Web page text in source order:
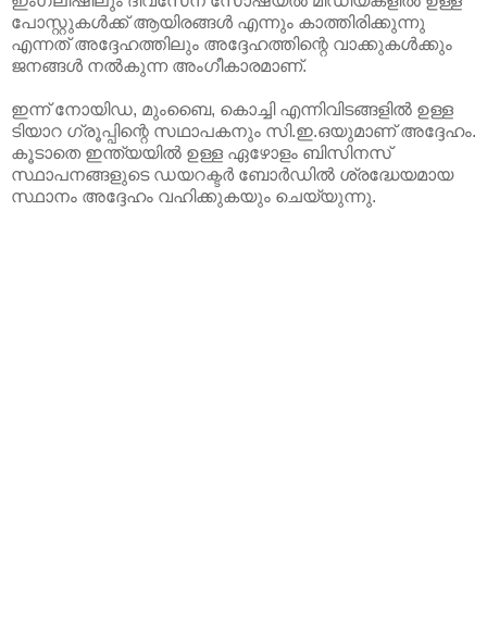
പോസ്റ്റുകൾക്ക് ആയിരങ്ങൾ എന്നും കാത്തിരിക്കുന്നു
എന്നത് അദ്ദേഹത്തിലും അദ്ദേഹത്തിന്റെ വാക്കുകൾക്കും
ജനങ്ങൾ നൽകുന്ന അംഗീകാരമാണ്.
ഇന്ന് നോയിഡ, മുംബൈ, കൊച്ചി എന്നിവിടങ്ങളിൽ ഉള്ള
ടിയാറ ഗ്രൂപ്പിന്റെ സഥാപകനും സി.ഇ.ഒയുമാണ് അദ്ദേഹം.
കൂടാതെ ഇന്ത്യയിൽ ഉള്ള ഏഴോളം ബിസിനസ്
സ്ഥാപനങ്ങളുടെ ഡയറക്ടർ ബോർഡിൽ ശ്രദ്ധേയമായ
സ്ഥാനം അദ്ദേഹം വഹിക്കുകയും ചെയ്യുന്നു.